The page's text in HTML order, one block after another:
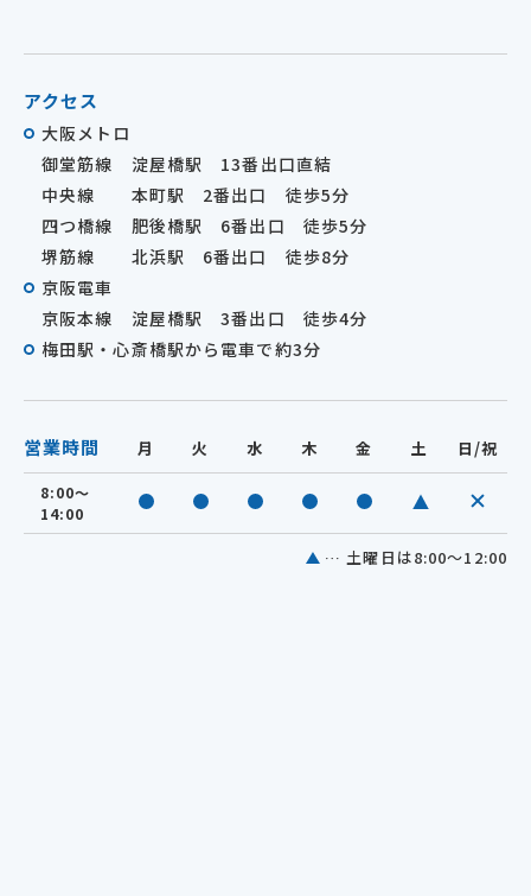
アクセス
大阪メトロ
御堂筋線 淀屋橋駅 13番出口直結
中央線 本町駅 2番出口 徒歩5分
四つ橋線 肥後橋駅 6番出口 徒歩5分
堺筋線 北浜駅 6番出口 徒歩8分
京阪電車
京阪本線 淀屋橋駅 3番出口 徒歩4分
梅田駅・心斎橋駅から電車で約3分
営業時間 月 火 水 木 金 土 日/祝
8:00～
14:00
療中診療中 診療中 診療中 診療中 休診
… 土曜日は8:00～12:00